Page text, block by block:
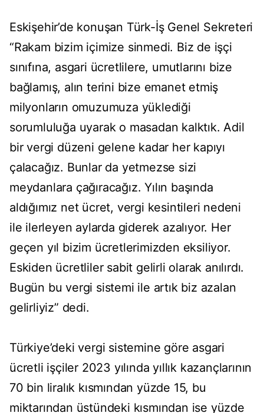
Eskişehir’de konuşan Türk-İş Genel Sekreteri
“Rakam bizim içimize sinmedi. Biz de işçi
sınıfına, asgari ücretlilere, umutlarını bize
bağlamış, alın terini bize emanet etmiş
milyonların omuzumuza yüklediği
sorumluluğa uyarak o masadan kalktık. Adil
bir vergi düzeni gelene kadar her kapıyı
çalacağız. Bunlar da yetmezse sizi
meydanlara çağıracağız. Yılın başında
aldığımız net ücret, vergi kesintileri nedeni
ile ilerleyen aylarda giderek azalıyor. Her
geçen yıl bizim ücretlerimizden eksiliyor.
Eskiden ücretliler sabit gelirli olarak anılırdı.
Bugün bu vergi sistemi ile artık biz azalan
gelirliyiz” dedi.
Türkiye’deki vergi sistemine göre asgari
ücretli işçiler 2023 yılında yıllık kazançlarının
70 bin liralık kısmından yüzde 15, bu
miktarından üstündeki kısmından ise yüzde